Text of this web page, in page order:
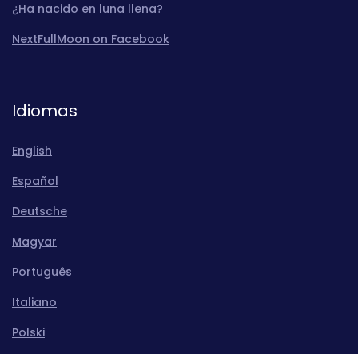
¿Ha nacido en luna llena?
NextFullMoon on Facebook
Idiomas
English
Español
Deutsche
Magyar
Português
Italiano
Polski